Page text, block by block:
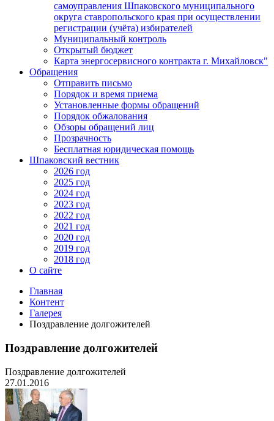
самоуправления Шпаковского муниципального
округа ставропольского края при осуществлении
регистрации (учёта) избирателей
Муниципальный контроль
Открытый бюджет
Карта энергосервисного контракта г. Михайловск"
Обращения
Отправить письмо
Порядок и время приема
Установленные формы обращений
Порядок обжалования
Обзоры обращений лиц
Прозрачность
Бесплатная юридическая помощь
Шпаковский вестник
2026 год
2025 год
2024 год
2023 год
2022 год
2021 год
2020 год
2019 год
2018 год
О сайте
Главная
Контент
Галерея
Поздравление долгожителей
Поздравление долгожителей
Поздравление долгожителей
27.01.2016